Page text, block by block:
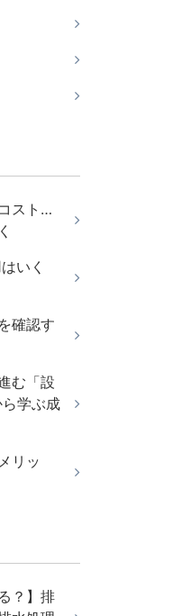
スト…
いく
確認す
む「設
学ぶ成
リッ
？】排